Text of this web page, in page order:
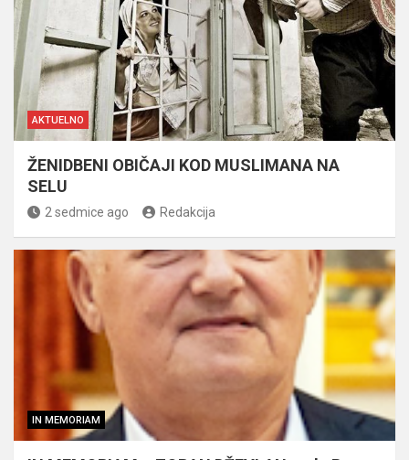
AKTUELNO
ŽENIDBENI OBIČAJI KOD MUSLIMANA NA
SELU
2 sedmice ago Redakcija
IN MEMORIAM